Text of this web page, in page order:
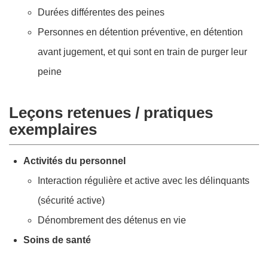
Durées différentes des peines
Personnes en détention préventive, en détention
avant jugement, et qui sont en train de purger leur
peine
Leçons retenues / pratiques
exemplaires
Activités du personnel
Interaction régulière et active avec les délinquants
(sécurité active)
Dénombrement des détenus en vie
Soins de santé